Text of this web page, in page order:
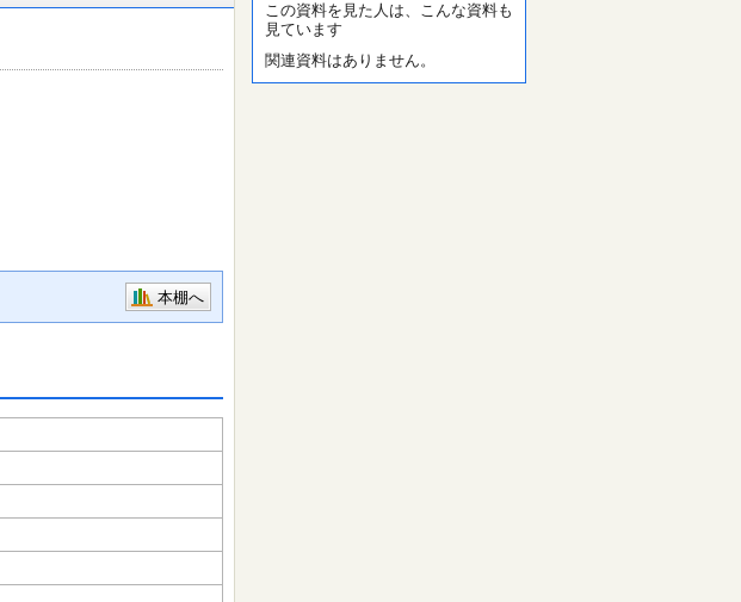
本棚へ
この資料を見た人は、こんな資料も
見ています
関連資料はありません。